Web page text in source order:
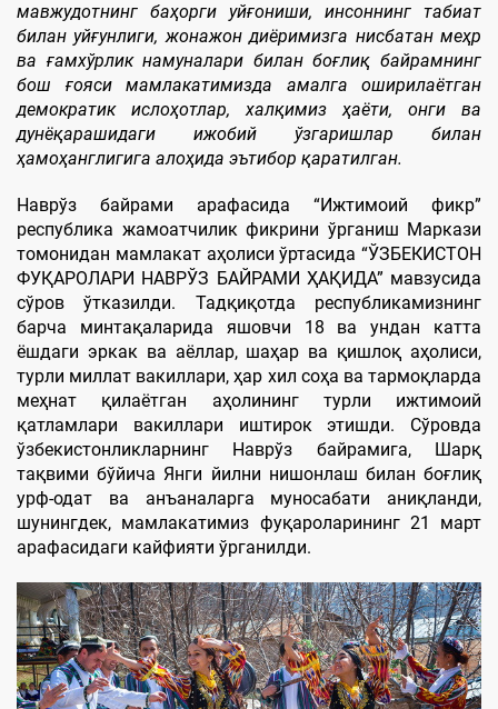
мавжудотнинг баҳорги уйғониши, инсоннинг табиат
билан уйғунлиги, жонажон диёримизга нисбатанмеҳр
ва ғамхўрликнамуналари билан боғлиқбайрамнинг
бош ғояси мамлакатимизда амалга оширилаётган
демократик ислоҳотлар,халқимиз ҳаёти, онги ва
дунёқарашидаги ижобий ўзгаришлар билан
ҳамоҳанглигига алоҳида эътибор қаратилган.
Наврўз байрами арафасида “Ижтимоий фикр”
республика жамоатчилик фикрини ўрганиш Маркази
томонидан мамлакат аҳолиси ўртасида “ЎЗБEКИСТОН
ФУҚАРОЛАРИ НАВРЎЗ БАЙРАМИ ҲАҚИДА” мавзусида
сўров ўтказилди. Тадқиқотда республикамизнинг
барча минтақаларида яшовчи 18 ва ундан катта
ёшдаги эркак ва аёллар, шаҳар ва қишлоқ аҳолиси,
турли миллат вакиллари, ҳар хил соҳа ва тармоқларда
меҳнат қилаётган аҳолининг турли ижтимоий
қатламлари вакиллари иштирок этишди. Сўровда
ўзбекистонликларнинг Наврўз байрамига, Шарқ
тақвими бўйича Янги йилни нишонлаш билан боғлиқ
урф-одат ва анъаналарга муносабати аниқланди,
шунингдек, мамлакатимиз фуқароларининг 21 март
арафасидаги кайфияти ўрганилди.